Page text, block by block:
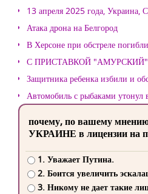
13 апреля 2025 года, Украина,
Атака дрона на Белгород
В Херсоне при обстреле
С ПРИСТАВКОЙ "АМУРСКИЙ"
Защитника ребенка избили и
Автомобиль с рыбаками утонул
почему, по вашему
УКРАИНЕ в лицензии на
1. Уважает Путина.
2. Боится увеличить
3. Никому не дает такие